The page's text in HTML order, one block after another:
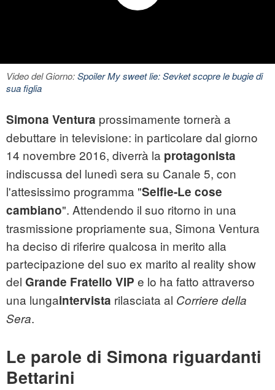
Video del Giorno:Spoiler My sweet lie: Sevket scopre le bugie di
sua figlia
Simona Ventura prossimamente tornerà a
debuttare in televisione: in particolare dal giorno
14 novembre 2016, diverrà la protagonista
indiscussa del lunedì sera su Canale 5, con
l'attesissimo programma "Selfie-Le cose
cambiano". Attendendo il suo ritorno in una
trasmissione propriamente sua, Simona Ventura
ha deciso di riferire qualcosa in merito alla
partecipazione del suo ex marito al reality show
del Grande Fratello VIP e lo ha fatto attraverso
una lungaintervista rilasciata al Corriere della
Sera.
Le parole di Simona riguardanti
Bettarini